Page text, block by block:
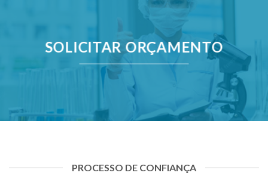
SOLICITAR ORÇAMENTO
PROCESSO DE CONFIANÇA